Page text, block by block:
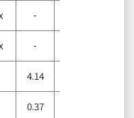
-
-
4.14
0.37